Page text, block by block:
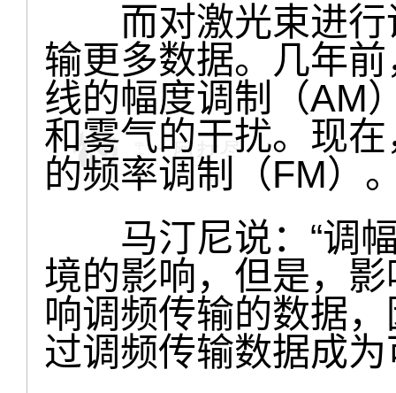
而对激光束进行
输更多数据。几年
线的幅度调制（AM
和雾气的干扰。现
的频率调制（FM）
马汀尼说：“调幅
境的影响，但是，
响调频传输的数据
过调频传输数据成为